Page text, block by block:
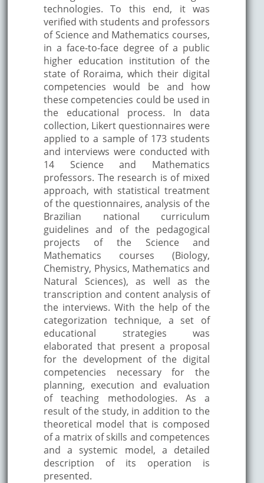
technologies. To this end, it was
verified with students and professors
of Science and Mathematics courses,
in a face-to-face degree of a public
higher education institution of the
state of Roraima, which their digital
competencies would be and how
these competencies could be used in
the educational process. In data
collection, Likert questionnaires were
applied to a sample of 173 students
and interviews were conducted with
14 Science and Mathematics
professors. The research is of mixed
approach, with statistical treatment
of the questionnaires, analysis of the
Brazilian national curriculum
guidelines and of the pedagogical
projects of the Science and
Mathematics courses (Biology,
Chemistry, Physics, Mathematics and
Natural Sciences), as well as the
transcription and content analysis of
the interviews. With the help of the
categorization technique, a set of
educational strategies was
elaborated that present a proposal
for the development of the digital
competencies necessary for the
planning, execution and evaluation
of teaching methodologies. As a
result of the study, in addition to the
theoretical model that is composed
of a matrix of skills and competences
and a systemic model, a detailed
description of its operation is
presented.